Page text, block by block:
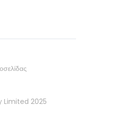
Limited 2025